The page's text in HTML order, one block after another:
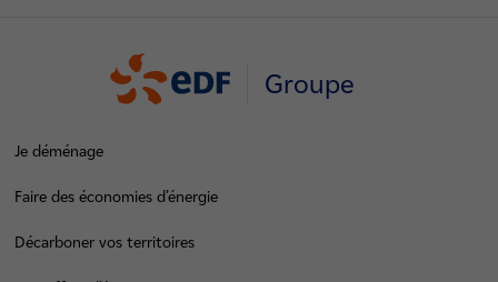
Groupe
Je déménage
Faire des économies d’énergie
Décarboner vos territoires